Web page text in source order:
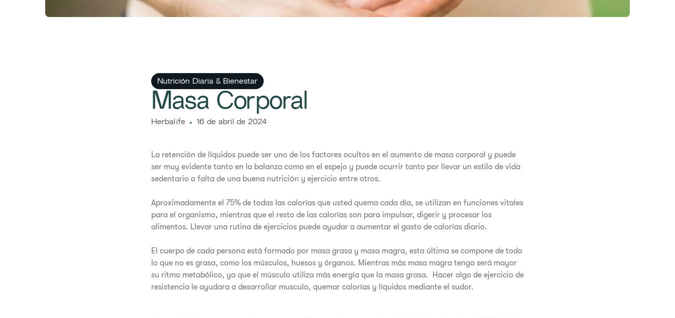
Nutrición Diaria & Bienestar
Masa Corporal
Herbalife 16 de abril de 2024
La retención de líquidos puede ser uno de los factores ocultos en el aumento de masa corporal y puede
ser muy evidente tanto en la balanza como en el espejo y puede ocurrir tanto por llevar un estilo de vida
sedentario o falta de una buena nutrición y ejercicio entre otros.
Aproximadamente el 75% de todas las calorías que usted quema cada día, se utilizan en funciones vitales
para el organismo, mientras que el resto de las calorías son para impulsar, digerir y procesar los
alimentos. Llevar una rutina de ejercicios puede ayudar a aumentar el gasto de calorías diario.
El cuerpo de cada persona está formado por masa grasa y masa magra, esta última se compone de todo
lo que no es grasa, como los músculos, huesos y órganos. Mientras más masa magra tenga será mayor
su ritmo metabólico, ya que el músculo utiliza más energía que la masa grasa. Hacer algo de ejercicio de
resistencia le ayudara a desarrollar musculo, quemar calorías y líquidos mediante el sudor.